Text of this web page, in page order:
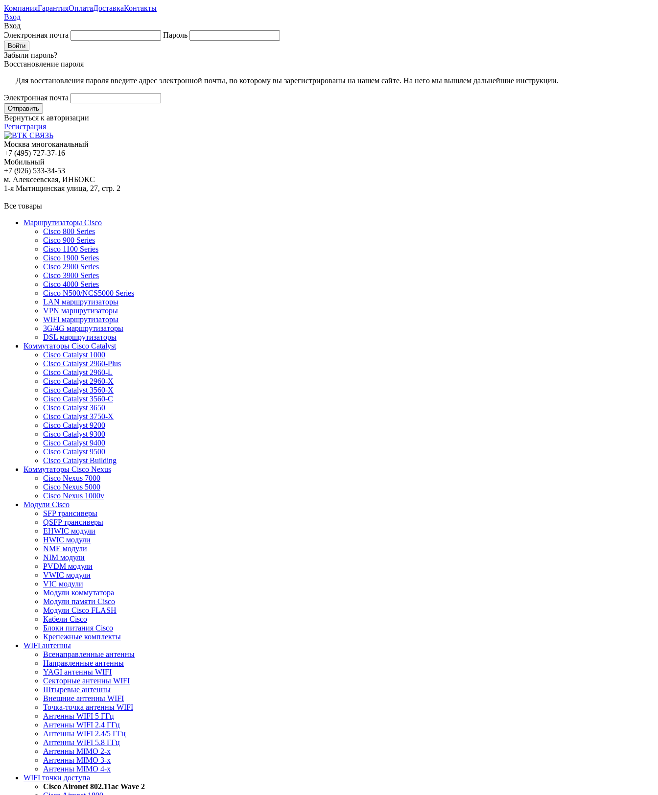
КомпанияГарантияОплатаДоставкаКонтакты
Вход
Вход
Электронная почта
Пароль
Забыли пароль?
Восстановление пароля
Для восстановления пароля введите адрес электронной почты, по которому вы зарегистрированы на нашем сайте. На него мы вышлем дальнейшие инструкции.
Электронная почта
Вернуться к авторизации
Регистрация
Москва многоканальный
+7 (495) 727-37-16
Мобильный
+7 (926) 533-34-53
м. Алексеевская, ИНБОКС
1-я Мытищинская улица, 27, стр. 2
Все товары
Маршрутизаторы Cisco
Cisco 800 Series
Cisco 900 Series
Cisco 1100 Series
Cisco 1900 Series
Cisco 2900 Series
Cisco 3900 Series
Cisco 4000 Series
Cisco N500/NCS5000 Series
LAN маршрутизаторы
VPN маршрутизаторы
WIFI маршрутизаторы
3G/4G маршрутизаторы
DSL маршрутизаторы
Коммутаторы Cisco Catalyst
Cisco Catalyst 1000
Cisco Catalyst 2960-Plus
Cisco Catalyst 2960-L
Cisco Catalyst 2960-X
Cisco Catalyst 3560-X
Cisco Catalyst 3560-C
Cisco Catalyst 3650
Cisco Catalyst 3750-X
Cisco Catalyst 9200
Cisco Catalyst 9300
Cisco Catalyst 9400
Cisco Catalyst 9500
Cisco Catalyst Building
Коммутаторы Cisco Nexus
Cisco Nexus 7000
Cisco Nexus 5000
Cisco Nexus 1000v
Модули Cisco
SFP трансиверы
QSFP трансиверы
EHWIC модули
HWIC модули
NME модули
NIM модули
PVDM модули
VWIC модули
VIC модули
Модули коммутатора
Модули памяти Cisco
Модули Cisco FLASH
Кабели Cisco
Блоки питания Cisco
Крепежные комплекты
WIFI антенны
Всенаправленные антенны
Направленные антенны
YAGI антенны WIFI
Секторные антенны WIFI
Штыревые антенны
Внешние антенны WIFI
Точка-точка антенны WIFI
Антенны WIFI 5 ГГц
Антенны WIFI 2.4 ГГц
Антенны WIFI 2.4/5 ГГц
Антенны WIFI 5.8 ГГц
Антенны MIMO 2-x
Антенны MIMO 3-x
Антенны MIMO 4-x
WIFI точки доступа
Cisco Aironet 802.11ac Wave 2